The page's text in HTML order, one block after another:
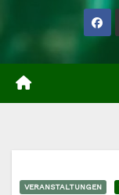
VERANSTALTUNGEN